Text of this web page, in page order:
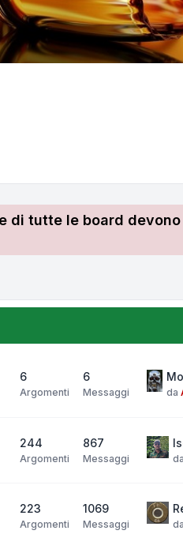
tutte le board
6
Argomenti
6
Messaggi da
244
Argomenti
867
Messaggi da
223
Argomenti
1069
Messaggi